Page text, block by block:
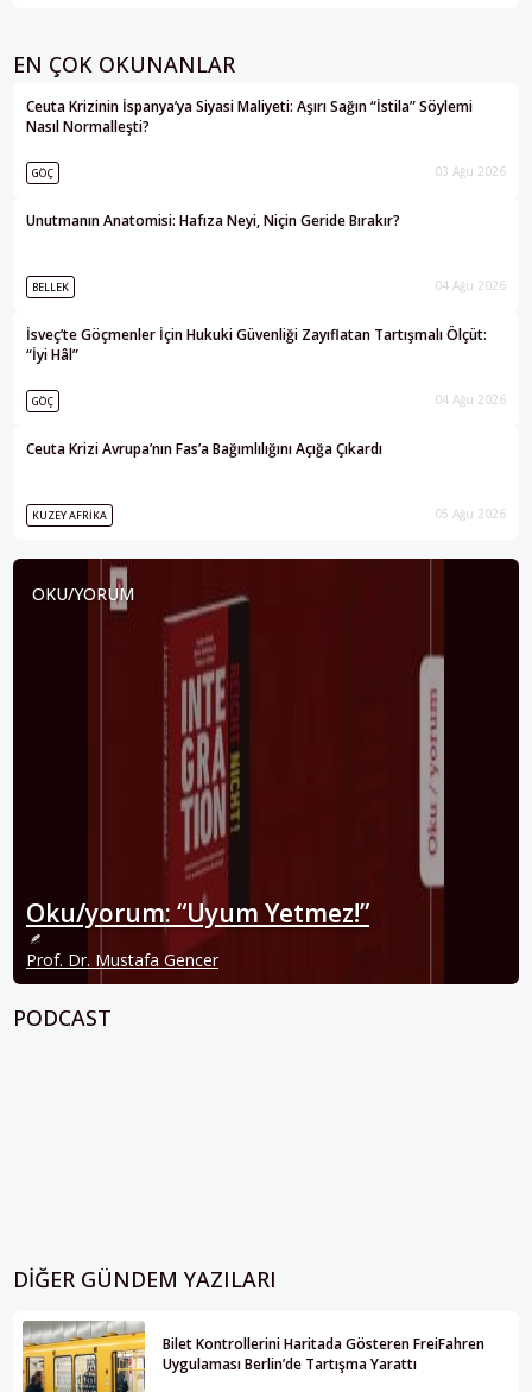
EN ÇOK OKUNANLAR
Ceuta Krizinin İspanya’ya Siyasi Maliyeti: Aşırı Sağın “İstila” Söylemi
Nasıl Normalleşti?
GÖÇ 03 Ağu 2026
Unutmanın Anatomisi: Hafıza Neyi, Niçin Geride Bırakır?
BELLEK 04 Ağu 2026
İsveç’te Göçmenler İçin Hukuki Güvenliği Zayıflatan Tartışmalı Ölçüt:
“İyi Hâl”
GÖÇ 04 Ağu 2026
Ceuta Krizi Avrupa’nın Fas’a Bağımlılığını Açığa Çıkardı
KUZEY AFRIKA 05 Ağu 2026
OKU/YORUM
Oku/yorum: “Uyum Yetmez!”
Prof. Dr. Mustafa Gencer
PODCAST
DIĞER GÜNDEM YAZILARI
Bilet Kontrollerini Haritada Gösteren FreiFahren
Uygulaması Berlin’de Tartışma Yarattı